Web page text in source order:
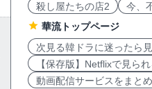
殺し屋たちの店2
今、
華流トップページ
次見る韓ドラに迷ったら
【保存版】Netflixで見ら
動画配信サービスをまと